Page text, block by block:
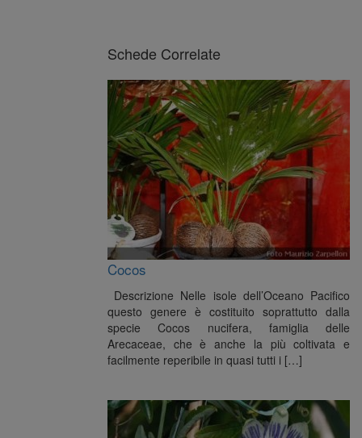
Schede Correlate
Cocos
Descrizione Nelle isole dell’Oceano Pacifico
questo genere è costituito soprattutto dalla
specie Cocos nucifera, famiglia delle
Arecaceae, che è anche la più coltivata e
facilmente reperibile in quasi tutti i […]